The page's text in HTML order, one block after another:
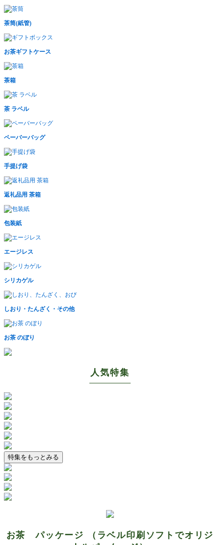
茶筒(紙管)
お茶ギフトケース
茶箱
茶 ラベル
ペーバーバッグ
手提げ袋
返礼品用 茶箱
包装紙
エージレス
シリカゲル
しおり・たんざく・その他
お茶 のぼり
人気特集
特集をもっとみる
お茶 パッケージ （ラベル印刷ソフトでオリジ